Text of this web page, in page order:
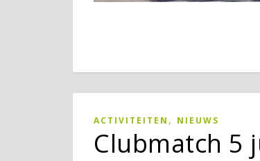
ACTIVITEITEN , NIEUWS
Clubmatch 5